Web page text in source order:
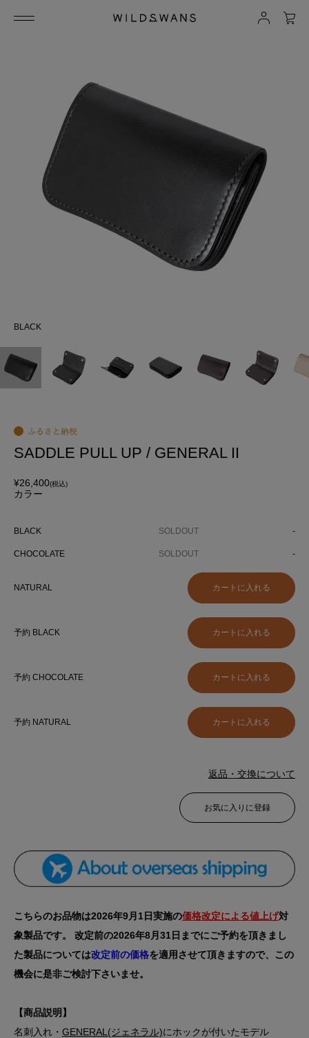
BLACK
SADDLE PULL UP / GENERAL II
¥26,400(税込)
カラー
BLACK SOLDOUT -
CHOCOLATE SOLDOUT -
NATURAL
予約 BLACK
予約 CHOCOLATE
予約 NATURAL
返品・交換について
お気に入りに登録
こちらのお品物は2026年9月1日実施の価格改定による値上げ対
象製品です。 改定前の2026年8月31日までにご予約を頂きまし
た製品については改定前の価格を適用させて頂きますので、この
機会に是非ご検討下さいませ。
【商品説明】
名刺入れ・ GENERAL(ジェネラル)にホックが付いたモデル